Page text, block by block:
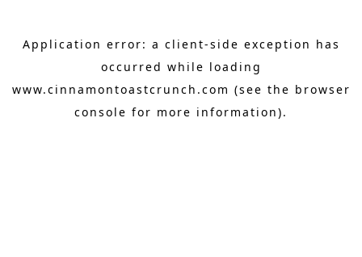
Application error: a client-side exception has
occurred while loading
www.cinnamontoastcrunch.com (see the browser
console for more information).